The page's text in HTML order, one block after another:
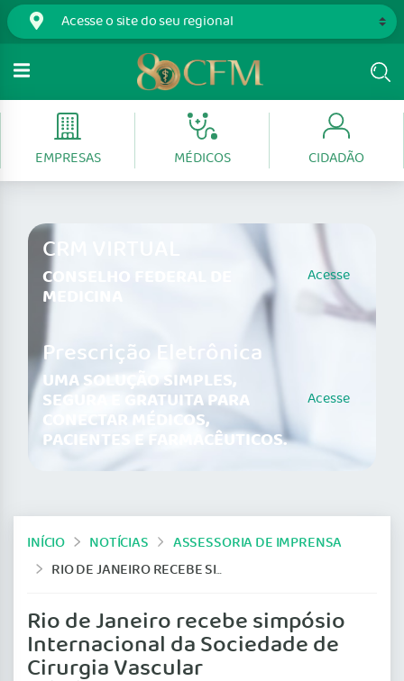
EMPRESAS MÉDICOS CIDADÃO
CRM VIRTUAL
CONSELHO FEDERAL DE
MEDICINA
Acesse
Prescrição Eletrônica
UMA SOLUÇÃO SIMPLES,
SEGURA E GRATUITA PARA
CONECTAR MÉDICOS,
PACIENTES E FARMACÊUTICOS.
Acesse
INÍCIO NOTÍCIAS
ASSESSORIA DE IMPRENSA
RIO DE JANEIRO RECEBE SIMPÓSIO INTERNACIONAL DA SOCIEDADE DE CIRURGIA VASCULAR
Rio de Janeiro recebe simpósio
Internacional da Sociedade de
Cirurgia Vascular